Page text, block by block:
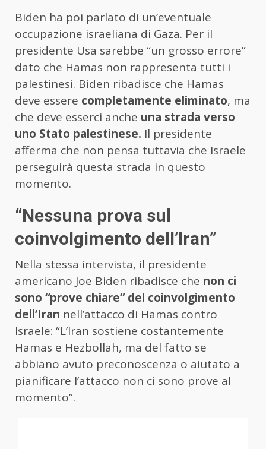
Biden ha poi parlato di un’eventuale
occupazione israeliana di Gaza. Per il
presidente Usa sarebbe “un grosso errore”
dato che Hamas non rappresenta tutti i
palestinesi. Biden ribadisce che Hamas
deve essere completamente eliminato, ma
che deve esserci anche una strada verso
uno Stato palestinese. Il presidente
afferma che non pensa tuttavia che Israele
perseguirà questa strada in questo
momento.
“Nessuna prova sul
coinvolgimento dell’Iran”
Nella stessa intervista, il presidente
americano Joe Biden ribadisce che non ci
sono “prove chiare” del coinvolgimento
dell’Iran nell’attacco di Hamas contro
Israele: “L’Iran sostiene costantemente
Hamas e Hezbollah, ma del fatto se
abbiano avuto preconoscenza o aiutato a
pianificare l’attacco non ci sono prove al
momento”.